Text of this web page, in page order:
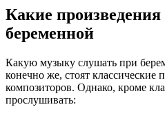
Какие
беременной
Какую музыку слушать при
конечно же, стоят классические
композиторов. Однако, кроме
прослушивать: